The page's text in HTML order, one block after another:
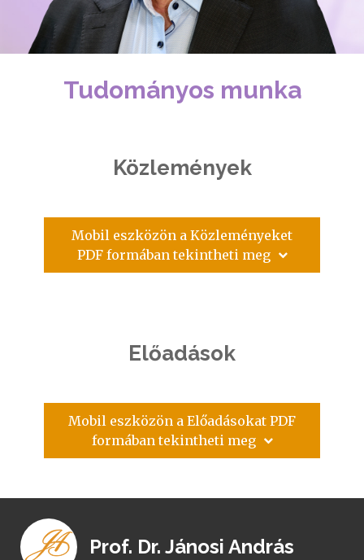
Tudományos munka
Közlemények
Mobil eszközön a Közleményeket
PDF formában tekintheti meg
Előadások
Mobil eszközön a Előadásokat PDF
formában tekintheti meg
Prof. Dr. Jánosi András